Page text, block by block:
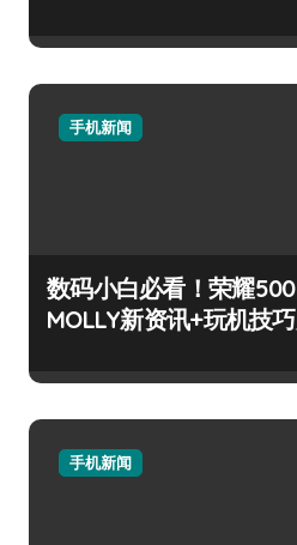
手机新闻
数码小白必看！荣耀
MOLLY新资讯+玩机技
手机新闻